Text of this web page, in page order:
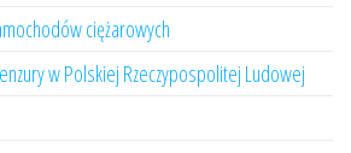
ciężarowych
w Polskiej Rzeczypospolitej Ludowej